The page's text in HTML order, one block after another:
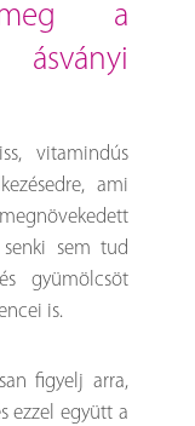
vitamindús
ami
sem tud
gyümölcsöt
is.
figyelj arra,
ezzel együtt a